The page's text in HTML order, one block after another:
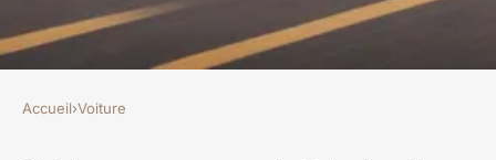
Accueil›Voiture